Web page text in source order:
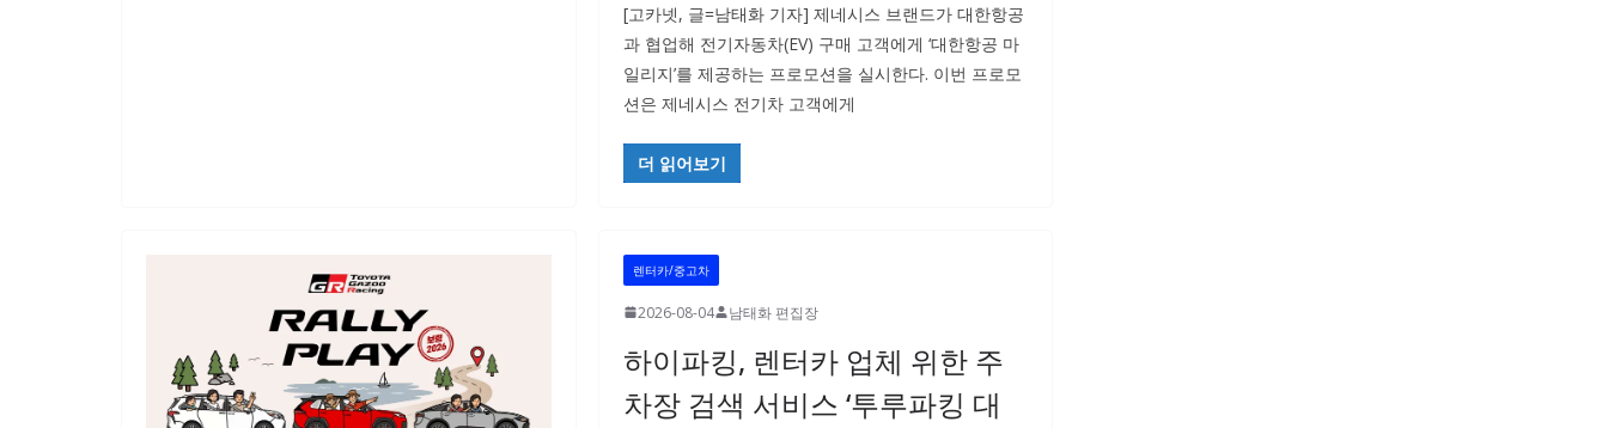
[고카넷, 글=남태화 기자] 제네시스 브랜드가 대한항공
과 협업해 전기자동차(EV) 구매 고객에게 ‘대한항공 마
일리지’를 제공하는 프로모션을 실시한다. 이번 프로모
션은 제네시스 전기차 고객에게
더 읽어보기
렌터카/중고차
2026-08-04 남태화 편집장
하이파킹, 렌터카 업체 위한 주
차장 검색 서비스 ‘투루파킹 대